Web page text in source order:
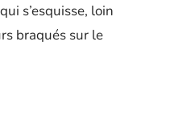
s’esquisse, loin
braqués sur le